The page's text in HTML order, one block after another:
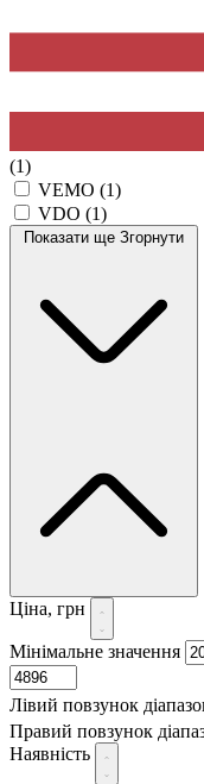
(1)
VEMO (1)
VDO (1)
Показати ще Згорнути
Ціна, грн
Мінімальне значення
Лівий повзунок
Правий повзунок
Наявність